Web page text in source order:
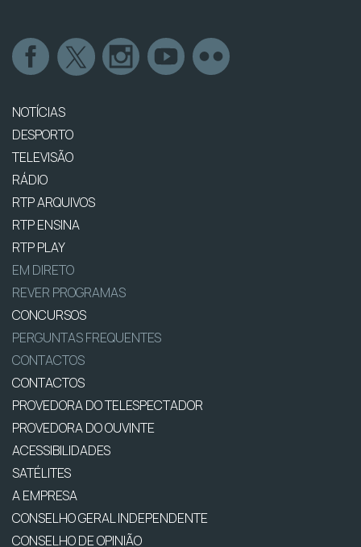
NOTÍCIAS
DESPORTO
TELEVISÃO
RÁDIO
RTP ARQUIVOS
RTP ENSINA
RTP PLAY
EM DIRETO
REVER PROGRAMAS
CONCURSOS
PERGUNTAS FREQUENTES
CONTACTOS
CONTACTOS
PROVEDORA DO TELESPECTADOR
PROVEDORA DO OUVINTE
ACESSIBILIDADES
SATÉLITES
A EMPRESA
CONSELHO GERAL INDEPENDENTE
CONSELHO DE OPINIÃO